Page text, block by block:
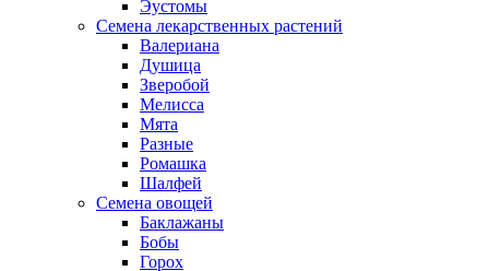
Эустомы
Семена лекарственных растений
Валериана
Душица
Зверобой
Мелисса
Мята
Разные
Ромашка
Шалфей
Семена овощей
Баклажаны
Бобы
Горох